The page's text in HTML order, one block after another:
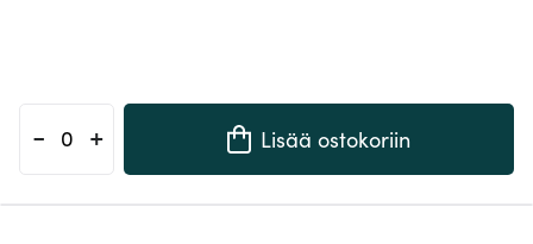
- + Lisää ostokoriin